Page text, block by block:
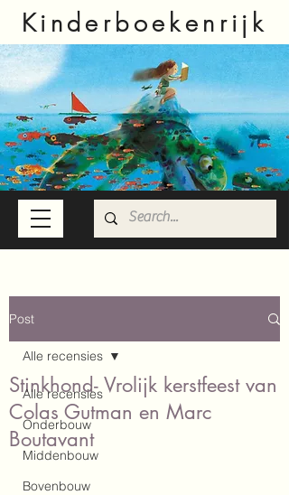
Kinderboekenrijk
Post
Alle recensies
Onderbouw
Middenbouw
Bovenbouw
Alle recensies
Stinkhond- Vrolijk kerstfeest van
Colas Gutman en Marc
Boutavant